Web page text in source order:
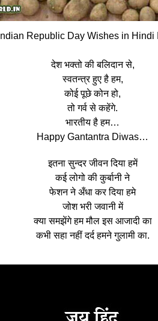
Indian Republic Day Wishes in Hindi
देश भक्तो की बलिदान से,
स्वतन्त्र हुए है हम,
कोई पूछे कोन हो,
तो गर्व से कहेंगे.
भारतीय है हम…
Happy Gantantra Diwas…
इतना सुन्दर जीवन दिया हमें
कई लोगो की कुर्बानी ने
फेशन ने अँधा कर दिया हमे
जोश भरी जवानी में
क्या समझेंगे हम मौल इस आजादी का
कभी सहा नहीं दर्द हमने गुलामी का.